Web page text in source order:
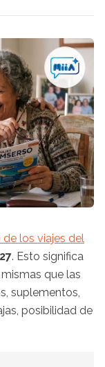
los viajes del
. Esto significa
que las
suplementos,
posibilidad de